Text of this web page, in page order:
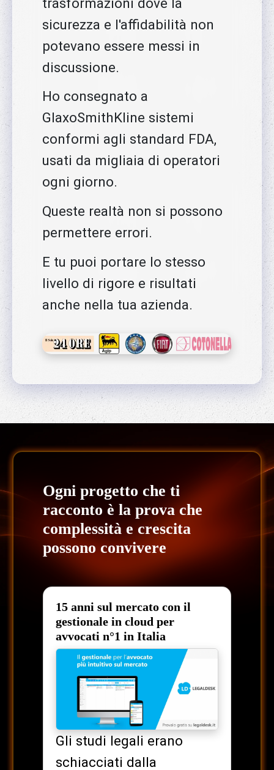
sicurezza e l'affidabilità non
potevano essere messi in
discussione.
Ho consegnato a
GlaxoSmithKline sistemi
conformi agli standard FDA,
usati da migliaia di operatori
ogni giorno.
Queste realtà non si possono
permettere errori.
E tu puoi portare lo stesso
livello di rigore e risultati
anche nella tua azienda.
Ogni progetto che ti
racconto è la prova che
complessità e crescita
possono convivere
15 anni sul mercato con il
gestionale in cloud per
avvocati n°1 in Italia
Gli studi legali erano
schiacciati dalla